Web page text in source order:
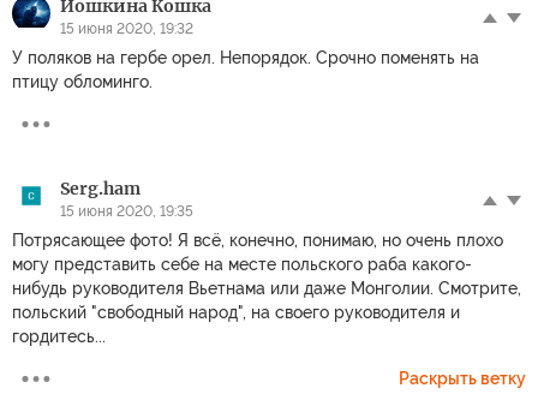
Йошкина Кошка
15 июня 2020, 19:32
У поляков на гербе орел. Непорядок. Срочно поменять на
птицу обломинго.
Serg.ham
15 июня 2020, 19:35
Потрясающее фото! Я всё, конечно, понимаю, но очень плохо
могу представить себе на месте польского раба какого-
нибудь руководителя Вьетнама или даже Монголии. Смотрите,
польский "свободный народ", на своего руководителя и
гордитесь...
Раскрыть ветку